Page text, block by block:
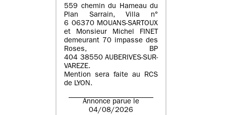
559 chemin du Hameau du
Plan Sarrain, Villa n°
6 06370 MOUANS-SARTOUX
et Monsieur Michel FINET
demeurant 70 impasse des
Roses, BP
404 38550 AUBERIVES-SUR-
VAREZE.
Mention sera faite au RCS
de LYON.
Annonce parue le
04/08/2026